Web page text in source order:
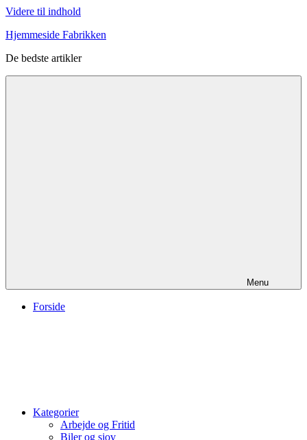
Videre til indhold
Hjemmeside Fabrikken
De bedste artikler
Menu
Forside
Kategorier
Arbejde og Fritid
Biler og sjov